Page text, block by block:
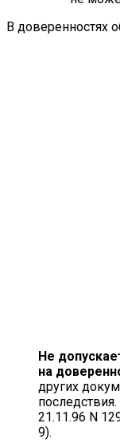
В доверенностях
Не
на
других
21.11.96 N
9).